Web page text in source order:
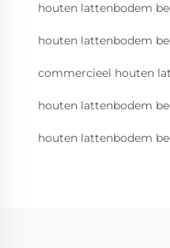
houten lattenbodem
houten lattenbodem
commercieel houten
houten lattenbodem
houten lattenbodem